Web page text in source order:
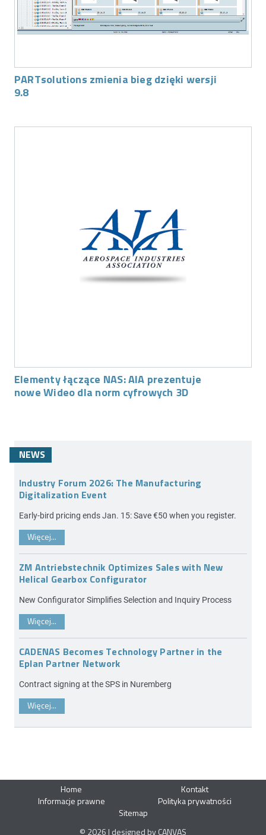
PARTsolutions zmienia bieg dzięki wersji
9.8
Elementy łączące NAS: AIA prezentuje
nowe Wideo dla norm cyfrowych 3D
NEWS
Industry Forum 2026: The Manufacturing
Digitalization Event
Early-bird pricing ends Jan. 15: Save €50 when you register.
Więcej...
ZM Antriebstechnik Optimizes Sales with New
Helical Gearbox Configurator
New Configurator Simplifies Selection and Inquiry Process
Więcej...
CADENAS Becomes Technology Partner in the
Eplan Partner Network
Contract signing at the SPS in Nuremberg
Więcej...
Home
Kontakt
Informacje prawne
Polityka prywatności
Sitemap
© 2026 | designed by CANVAS